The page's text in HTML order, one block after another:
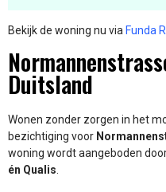
Bekijk de woning nu via Funda
Duitsland
Wonen zonder zorgen in het
bezichtiging voor
woning wordt aangeboden
én Qualis